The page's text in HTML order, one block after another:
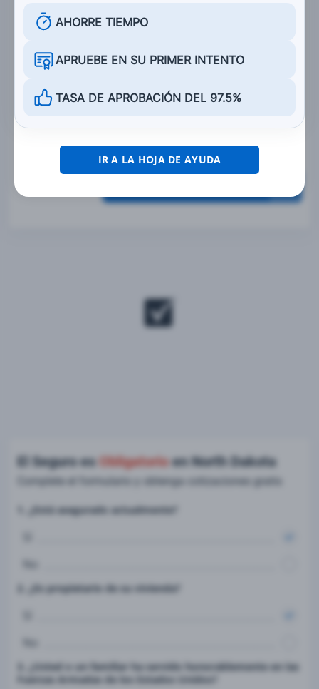
Diseñado para cumplir las normas del
Departamento de Transporte de E.U. (DOT)
Quede bien ajustado
Carezca de defectos obvios
El Seguro es Obligatorioen North Dakota
Complete el formulario y obtenga cotizaciones gratis
1. ¿Está asegurado actualmente?
2. ¿Es propietario de su vivienda?
3. ¿Usted o un familiar ha servido honorablemente en las
Fuerzas Armadas de los Estados Unidos?
AHORRE TIEMPO
APRUEBE EN SU PRIMER INTENTO
TASA DE APROBACIÓN DEL 97.5%
IR A LA HOJA DE AYUDA